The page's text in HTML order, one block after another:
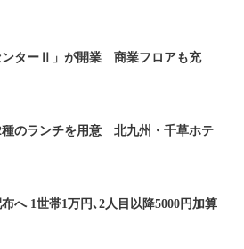
ンターⅡ」が開業 商業フロアも充
種のランチを用意 北九州・千草ホテ
へ 1世帯1万円､2人目以降5000円加算